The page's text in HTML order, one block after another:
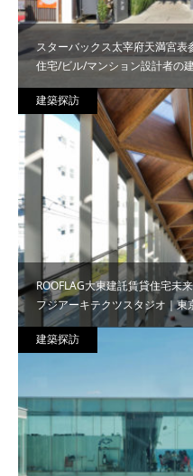
スターバックス太宰府天満宮表
住宅/ビル/マンション設計者の
ROOFLAG大東建託賃貸住宅未
フジアーキテクツスタジオ｜東
建築探訪
建築探訪